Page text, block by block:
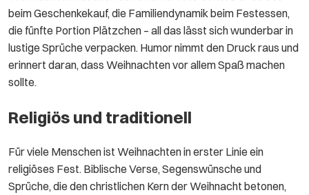
beim Geschenkekauf, die Familiendynamik beim Festessen,
die fünfte Portion Plätzchen – all das lässt sich wunderbar in
lustige Sprüche verpacken. Humor nimmt den Druck raus und
erinnert daran, dass Weihnachten vor allem Spaß machen
sollte.
Religiös und traditionell
Für viele Menschen ist Weihnachten in erster Linie ein
religiöses Fest. Biblische Verse, Segenswünsche und
Sprüche, die den christlichen Kern der Weihnacht betonen,